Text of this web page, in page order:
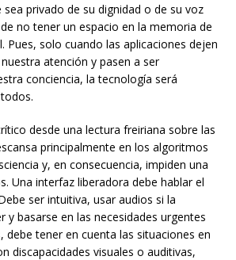
sea privado de su dignidad o de su voz
no tener un espacio en la memoria de
Pues, solo cuando las aplicaciones dejen
atención y pasen a ser
conciencia, la tecnología será
desde una lectura freiriana sobre las
principalmente en los algoritmos
y, en consecuencia, impiden una
Una interfaz liberadora debe hablar el
ser intuitiva, usar audios si la
y basarse en las necesidades urgentes
debe tener en cuenta las situaciones en
discapacidades visuales o auditivas,